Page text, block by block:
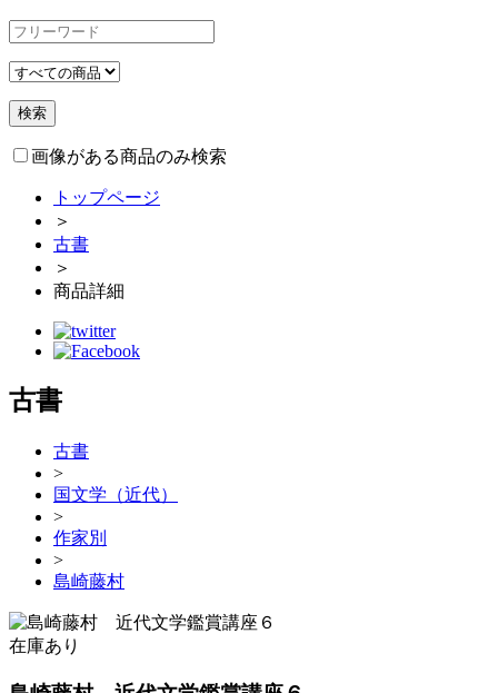
画像がある商品のみ検索
トップページ
＞
古書
＞
商品詳細
古書
古書
>
国文学（近代）
>
作家別
>
島崎藤村
在庫あり